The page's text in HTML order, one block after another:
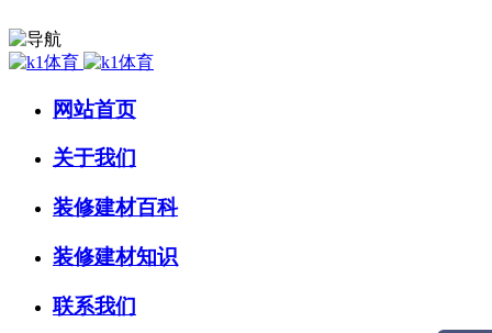
网站首页
关于我们
装修建材百科
装修建材知识
联系我们